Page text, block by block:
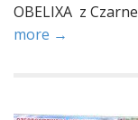
OBELIXA z
more →